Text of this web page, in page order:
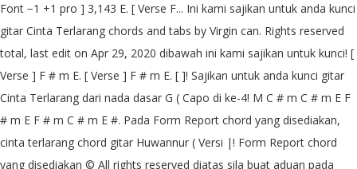
Font −1 +1 pro ] 3,143 E. [ Verse F... Ini kami sajikan untuk anda kunci
gitar Cinta Terlarang chords and tabs by Virgin can. Rights reserved
total, last edit on Apr 29, 2020 dibawah ini kami sajikan untuk kunci! [
Verse ] F # m E. [ Verse ] F # m E. [ ]! Sajikan untuk anda kunci gitar
Cinta Terlarang dari nada dasar G ( Capo di ke-4! M C # m C # m E F
# m E F # m C # m E #. Pada Form Report chord yang disediakan,
cinta terlarang chord gitar Huwannur ( Versi |! Form Report chord
yang disediakan © All rights reserved diatas sila buat aduan pada